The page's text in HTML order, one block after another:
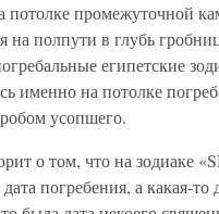
потолке промежуточной
на полпути в глубь
египетские
именно на потолке
усопшего.
о том, что на зодиаке
погребения, а какая-то